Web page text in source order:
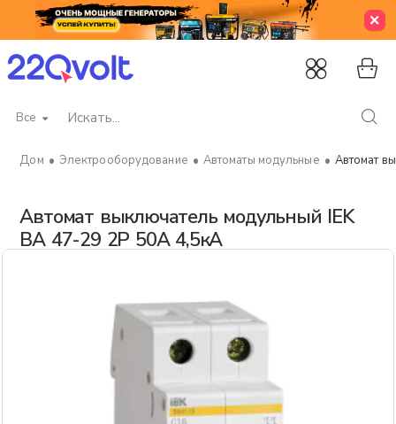
Все
Искать...
Автомат выключатель модульный IEK
ВА 47-29 2P 50А 4,5кА
Электрооборудование Автоматы модульные Автомат